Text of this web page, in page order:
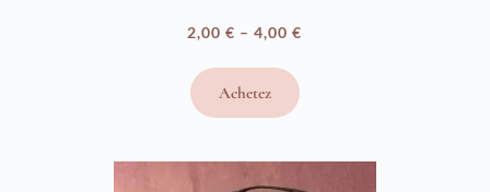
2,00€ –4,00€
Plage
de
prix :
4,00 €
Achetez